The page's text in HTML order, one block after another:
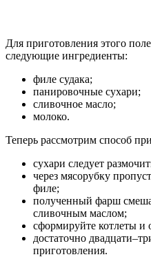
Для приготовления этого
следующие ингредиенты:
филе судака;
панировочные сухари;
сливочное масло;
молоко.
Теперь рассмотрим способ
сухари следует
через мясорубку
филе;
полученный фарш
сливочным маслом;
сформируйте котлеты и
достаточно
приготовления.